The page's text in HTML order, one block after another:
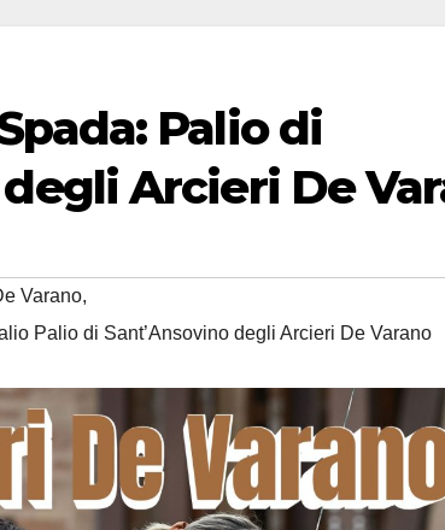
Palio di
Arcieri De
Varano,
Palio di Sant’Ansovino degli Arcieri De Varano